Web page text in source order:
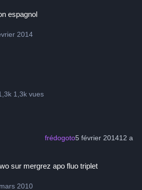
espagnol
2014
1,3k vues
frédogoto5 février 201412 a
sur mergrez apo fluo triplet
2010